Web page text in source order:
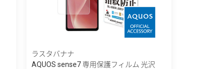
ラスタバナナ
AQUOS sense7 専用保護フィルム 光沢